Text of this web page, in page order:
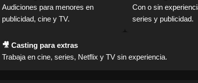
Audiciones para menores en
publicidad, cine y TV.
Con o sin
series y publicidad.
🎥 Casting para extras
Trabaja en cine, series, Netflix y TV sin experiencia.